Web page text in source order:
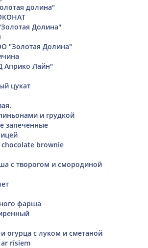
долина"
Долина"
"Золотая Долина"
Лайн"
цукат
и грудкой
запеченные
brownie
с творогом и смородиной
фарша
огурца с луком и сметаной
rīsiem